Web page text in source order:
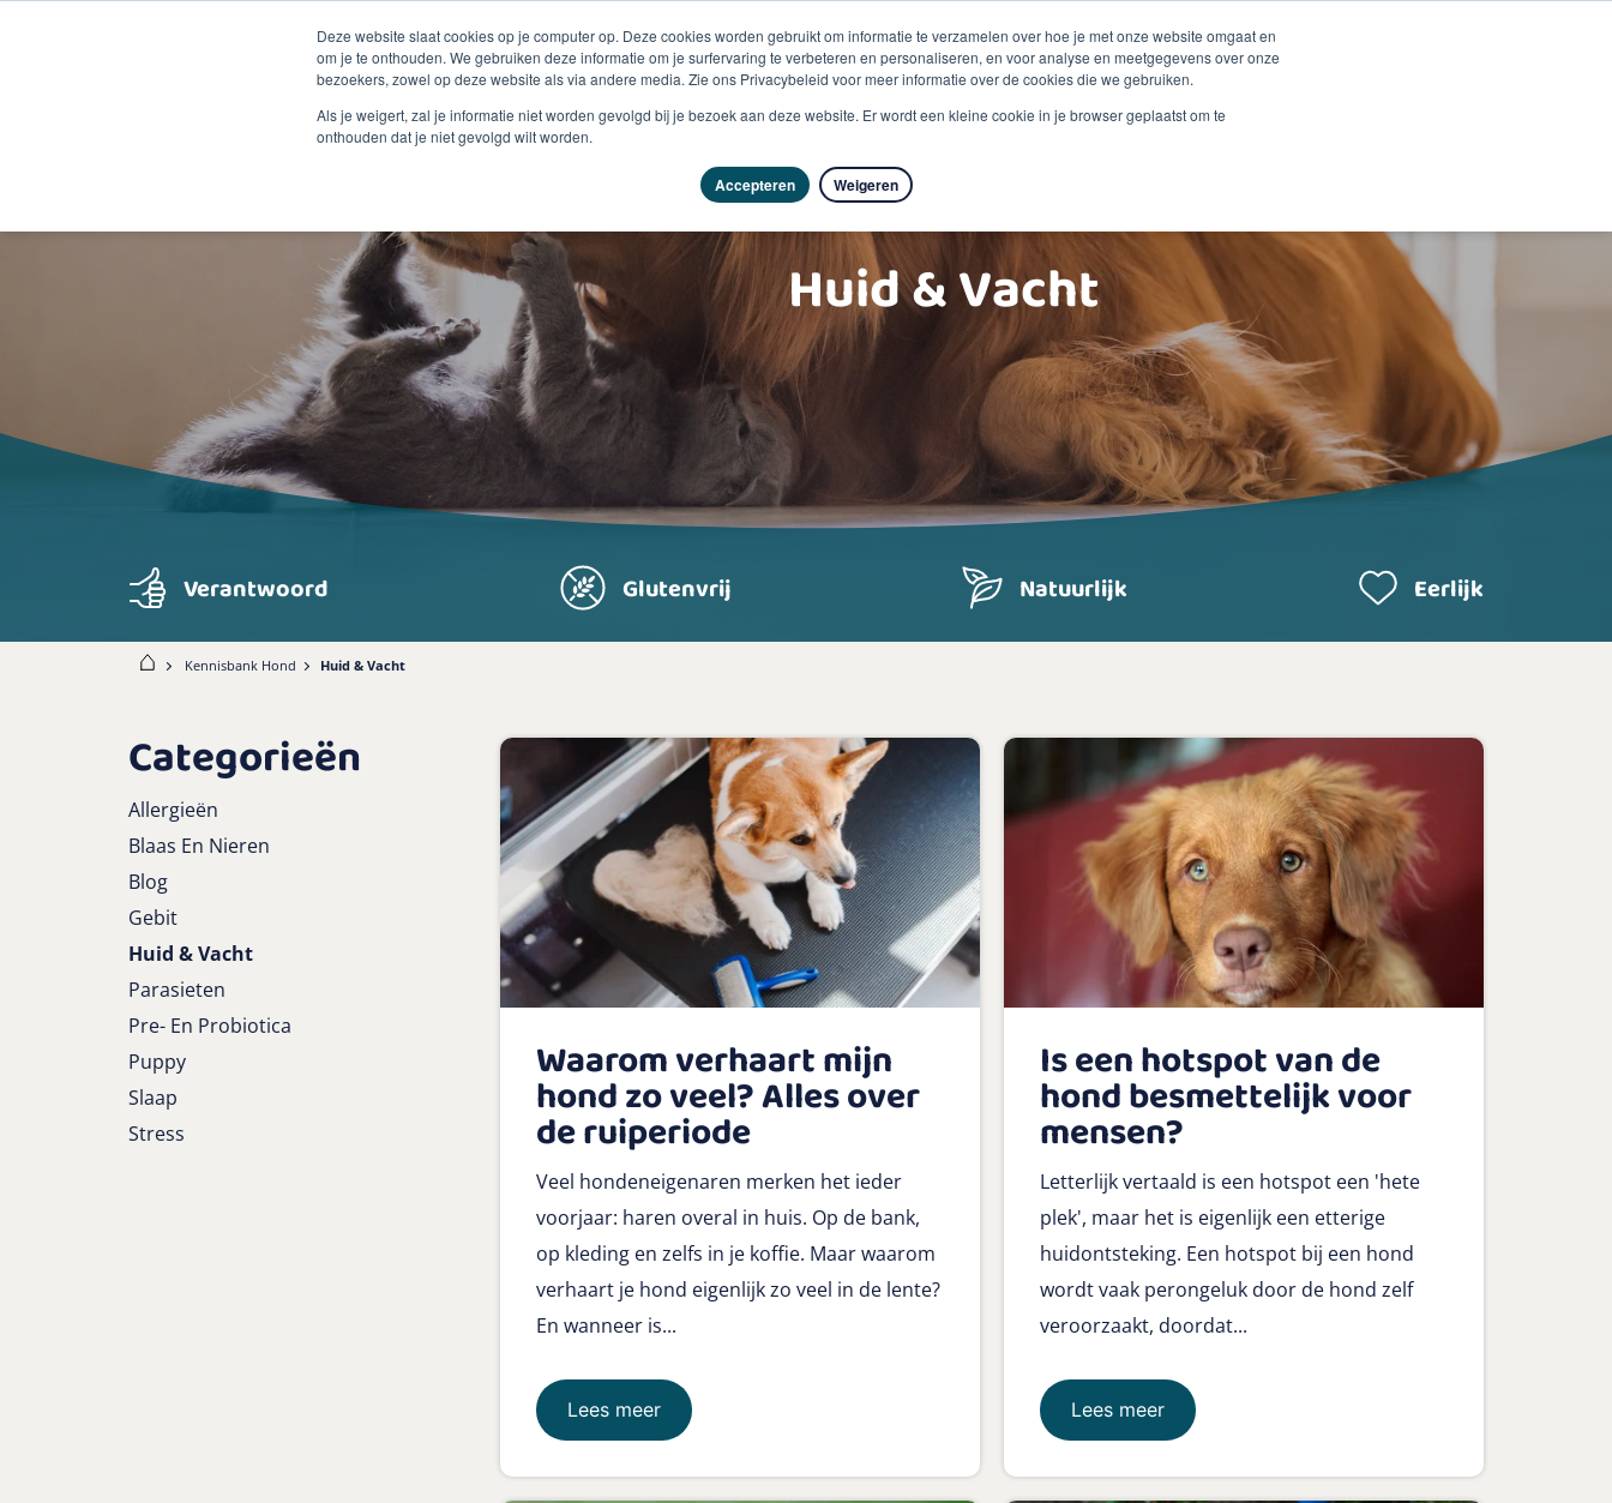
Deze website slaat cookies op je computer op. Deze cookies worden gebruikt om informatie te verzamelen over hoe je met onze website omgaat en
om je te onthouden. We gebruiken deze informatie om je surfervaring te verbeteren en personaliseren, en voor analyse en meetgegevens over onze
bezoekers, zowel op deze website als via andere media. Zie ons Privacybeleid voor meer informatie over de cookies die we gebruiken.
Als je weigert, zal je informatie niet worden gevolgd bij je bezoek aan deze website. Er wordt een kleine cookie in je browser geplaatst om te
onthouden dat je niet gevolgd wilt worden.
Accepteren Weigeren
Duurzaamheid
Producten Vragen & advies Kennisbank Over Renske Verkooppunten
Huid & Vacht
Verantwoord Glutenvrij Natuurlijk Eerlijk
Kennisbank Hond Huid & Vacht
Categorieën
Allergieën
Blaas En Nieren
Blog
Gebit
Huid & Vacht
Parasieten
Pre- En Probiotica
Puppy
Slaap
Stress
Waarom verhaart mijn
hond zo veel? Alles over
de ruiperiode
Veel hondeneigenaren merken het ieder
voorjaar: haren overal in huis. Op de bank,
op kleding en zelfs in je koffie. Maar waarom
verhaart je hond eigenlijk zo veel in de lente?
En wanneer is...
Lees meer
Is een hotspot van de
hond besmettelijk voor
mensen?
Letterlijk vertaald is een hotspot een 'hete
plek', maar het is eigenlijk een etterige
huidontsteking. Een hotspot bij een hond
wordt vaak perongeluk door de hond zelf
veroorzaakt, doordat...
Lees meer